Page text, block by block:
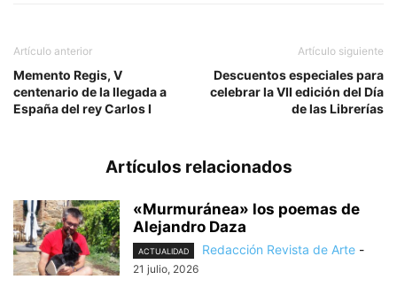
Artículo anterior
Memento Regis, V
centenario de la llegada a
España del rey Carlos I
Artículo siguiente
Descuentos especiales para
celebrar la VII edición del Día
de las Librerías
Artículos relacionados
«Murmuránea» los poemas de
Alejandro Daza
ACTUALIDAD Redacción Revista de Arte -
21 julio, 2026